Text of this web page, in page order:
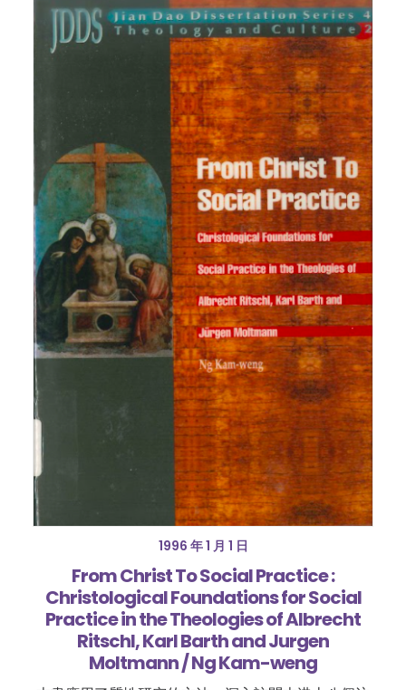
1996 年 1 月 1 日
From Christ To Social Practice :
Christological Foundations for Social
Practice in the Theologies of Albrecht
Ritschl, Karl Barth and Jurgen
Moltmann / Ng Kam-weng